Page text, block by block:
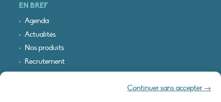
Continuer sans accepter →
EN BREF
Agenda
Actualités
Nos produits
Recrutement